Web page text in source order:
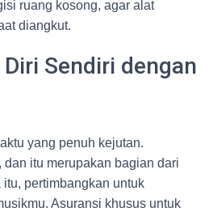
ruang kosong, agar alat
diangkut.
Sendiri dengan
yang penuh kejutan.
itu merupakan bagian dari
pertimbangkan untuk
Asuransi khusus untuk